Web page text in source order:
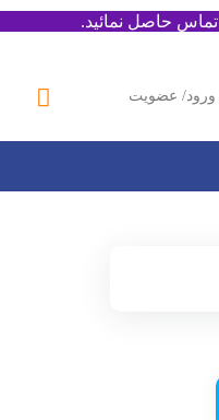
تماس حاصل نمائید.
ورود/ عضویت